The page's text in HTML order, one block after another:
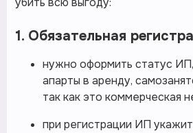
1. Обязательная
нужно оформить статус
апарты в аренду,
так как это коммерческая
при регистрации ИП